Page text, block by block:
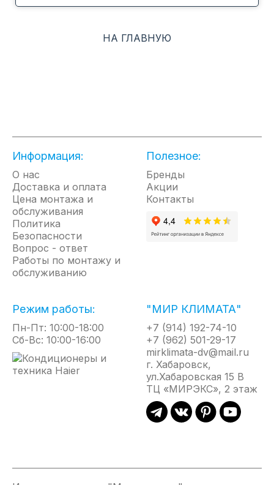
НА ГЛАВНУЮ
Информация:
О нас
Доставка и оплата
Цена монтажа и
обслуживания
Политика
Безопасности
Вопрос - ответ
Работы по монтажу и
обслуживанию
Полезное:
Бренды
Акции
Контакты
Режим работы:
Пн-Пт: 10:00-18:00
Сб-Вс: 10:00-16:00
"МИР КЛИМАТА"
+7 (914) 192-74-10
+7 (962) 501-29-17
mirklimata-dv@mail.ru
г. Хабаровск,
ул.Хабаровская 15 В
ТЦ «МИРЭКС», 2 этаж